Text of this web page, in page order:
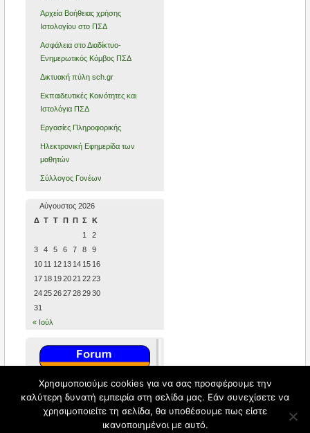
Αρχεία Βοήθειας χρήσης
Ιστολογίου στο ΠΣΔ
Ασφάλεια στο Διαδίκτυο-
Ενημερωτικός Κόμβος ΠΣΔ
Δικτυακή πύλη sch.gr
Εκπαιδευτικές Κοινότητες και
Ιστολόγια ΠΣΔ
Εργασίες Πληροφορικής
Ηλεκτρονική Εφημερίδα των
μαθητών
Σύλλογος Γονέων
Αύγουστος 2026
Δ Τ Τ Π Π Σ
Κ
1
2
3
4 5 6 7 8
9
1011 1213141516
17181920212223
24252627282930
31
« Ιούλ
© 2026 All
Χρησιμοποιούμε cookies για να σας προσφέρουμε την
καλύτερη δυνατή εμπειρία στη σελίδα μας. Εάν συνεχίσετε να
χρησιμοποιείτε τη σελίδα, θα υποθέσουμε πως είστε
ικανοποιημένοι με αυτό.